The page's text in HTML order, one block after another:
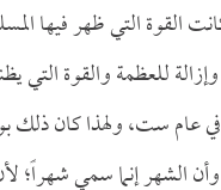
القوة التي ظهر فيها
للعظمة والقوة التي
عام ست، ولهذا كان ذلك
الشهر إنما سمي شهراً؛